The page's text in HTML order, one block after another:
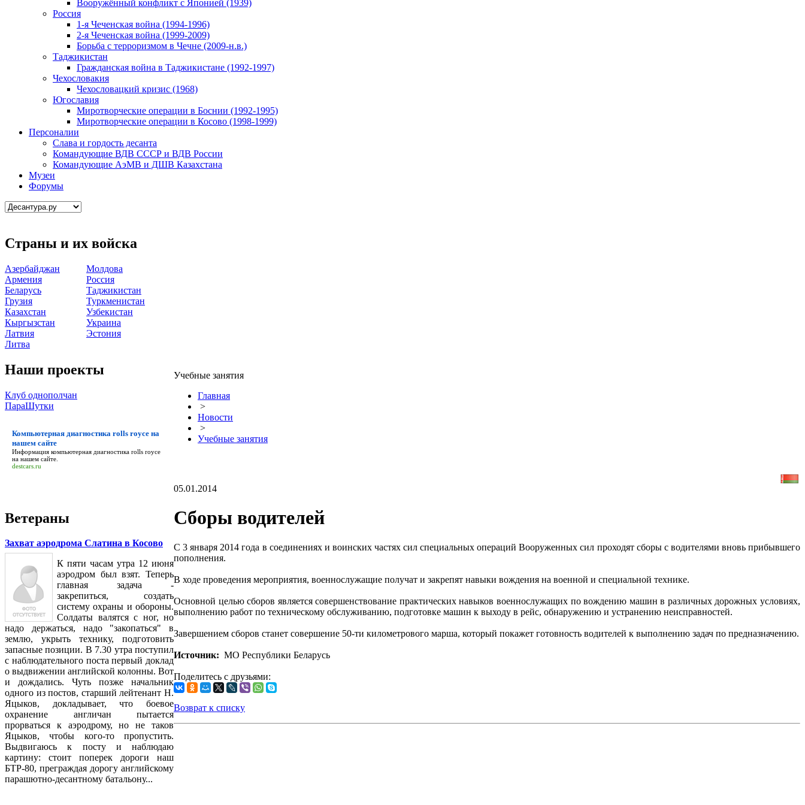
Вооружённый конфликт с Японией (1939)
Россия
1-я Чеченская война (1994-1996)
2-я Чеченская война (1999-2009)
Борьба с терроризмом в Чечне (2009-н.в.)
Таджикистан
Гражданская война в Таджикистане (1992-1997)
Чехословакия
Чехословацкий кризис (1968)
Югославия
Миротворческие операции в Боснии (1992-1995)
Миротворческие операции в Косово (1998-1999)
Персоналии
Слава и гордость десанта
Командующие ВДВ СССР и ВДВ России
Командующие АэМВ и ДШВ Казахстана
Музеи
Форумы
Страны и их войска
Азербайджан
Армения
Беларусь
Грузия
Казахстан
Кыргызстан
Латвия
Литва
Молдова
Россия
Таджикистан
Туркменистан
Узбекистан
Украина
Эстония
Наши проекты
Клуб однополчан
ПараШутки
Компьютерная диагностика rolls royce на
нашем сайте
Информация компьютерная диагностика rolls royce
на нашем сайте.
destcars.ru
Ветераны
Захват аэродрома Слатина в Косово
К пяти часам утра 12 июня
аэродром был взят. Теперь
главная задача -
закрепиться, создать
систему охраны и обороны.
Солдаты валятся с ног, но
надо держаться, надо "закопаться" в
землю, укрыть технику, подготовить
запасные позиции. В 7.30 утра поступил
с наблюдательного поста первый доклад
о выдвижении английской колонны. Вот
и дождались. Чуть позже начальник
одного из постов, старший лейтенант Н.
Яцыков, докладывает, что боевое
охранение англичан пытается
прорваться к аэродрому, но не таков
Яцыков, чтобы кого-то пропустить.
Выдвигаюсь к посту и наблюдаю
картину: стоит поперек дороги наш
БТР-80, преграждая дорогу английскому
парашютно-десантному батальону...
Учебные занятия
Главная
>
Новости
>
Учебные занятия
05.01.2014
Сборы водителей
С 3 января 2014 года в соединениях и воинских частях сил специальных операций Вооруженных сил проходят сборы с водителями вновь прибывшего
пополнения.
В ходе проведения мероприятия, военнослужащие получат и закрепят навыки вождения на военной и специальной технике.
Основной целью сборов является совершенствование практических навыков военнослужащих по вождению машин в различных дорожных условиях,
выполнению работ по техническому обслуживанию, подготовке машин к выходу в рейс, обнаружению и устранению неисправностей.
Завершением сборов станет совершение 50-ти километрового марша, который покажет готовность водителей к выполнению задач по предназначению.
Источник: МО Республики Беларусь
Поделитесь с друзьями:
Возврат к списку